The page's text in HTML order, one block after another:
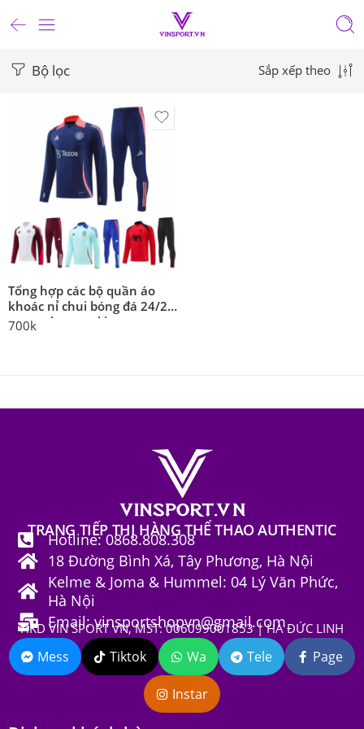
Bộ lọc Sắp xếp theo
Tổng hợp các bộ quần áo
khoác nỉ chui bóng đá 24/25
mu real arsenal juventus
700k
TRANG TIẾP THỊ HÀNG THỂ THAO AUTHENTIC
Hotline: 0868.808.308
18 Đường Bình Xá, Tây Phương, Hà Nội
Kelme & Joma & Hummel: 04 Lý Văn Phức,
Hà Nội
Email: vinsportshopvn@gmail.com
HKD VIN SPORT VN, MST: 006099001853 | HÀ ĐỨC LINH
Mess Tiktok Wa Tele Page
Instar